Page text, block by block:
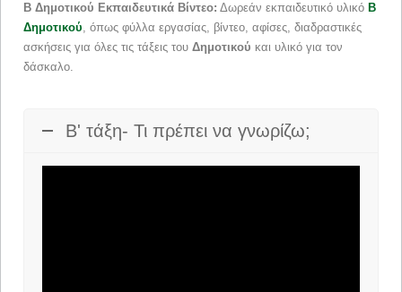
Β Δημοτικού Εκπαιδευτικά Βίντεο: Δωρεάν εκπαιδευτικό υλικό Β
Δημοτικού, όπως φύλλα εργασίας, βίντεο, αφίσες, διαδραστικές
ασκήσεις για όλες τις τάξεις του Δημοτικού και υλικό για τον
δάσκαλο.
Β' τάξη- Τι πρέπει να γνωρίζω;